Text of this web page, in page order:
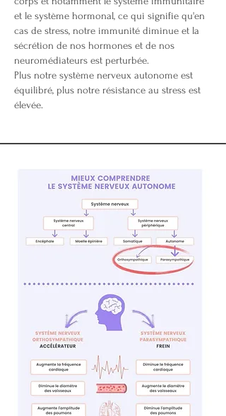
et le système hormonal, ce qui signifie qu'en
cas de stress, notre immunité diminue et la
sécrétion de nos hormones et de nos
neuromédiateurs est perturbée.
Plus notre système nerveux autonome est
équilibré, plus notre résistance au stress est
élevée.